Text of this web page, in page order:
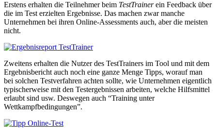
Erstens erhalten die Teilnehmer beim TestTrainerein Feedback über
die im Test erzielten Ergebnisse. Das machen zwar manche
Unternehmen bei ihren Online-Assessments auch, aber die meisten
nicht.
Zweitens erhalten die Nutzer des TestTrainers im Tool und mit dem
Ergebnisbericht auch noch eine ganze Menge Tipps, worauf man
bei solchen Testverfahren achten sollte, wie Unternehmen eigentlich
typischerweise mit den Testergebnissen arbeiten, welche Hilfsmittel
erlaubt sind usw. Deswegen auch “Training unter
Wettkampfbedingungen”.